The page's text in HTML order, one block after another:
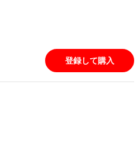
（ニューヨーク市警）に憧
察学校（アカデミー）入学のた
。偶然、検事である兄ジャックと
ムズ。だが…その出逢いをきっか
事件』に巻き込まれていく――
登録して購入